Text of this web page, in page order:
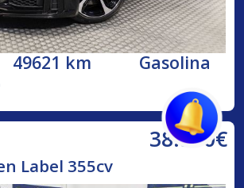
49621 km Gasolina
38.500€
Label 355cv